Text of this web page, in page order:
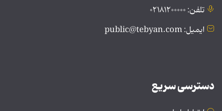
تلفن: ۰۲۱۸۱۲۰۰۰۰۰
ایمیل: public@tebyan.com
دسترسی سریع